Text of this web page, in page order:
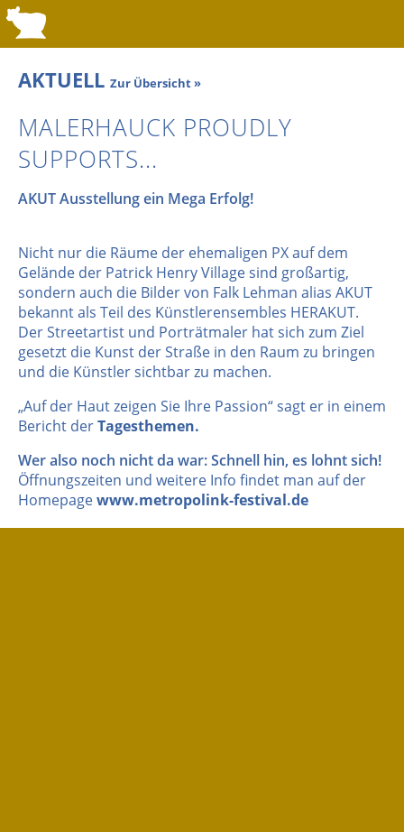
AKTUELL Zur Übersicht »
MALERHAUCK PROUDLY
SUPPORTS...
AKUT Ausstellung ein Mega Erfolg!
Nicht nur die Räume der ehemaligen PX auf dem
Gelände der Patrick Henry Village sind großartig,
sondern auch die Bilder von Falk Lehman alias AKUT
bekannt als Teil des Künstlerensembles HERAKUT.
Der Streetartist und Porträtmaler hat sich zum Ziel
gesetzt die Kunst der Straße in den Raum zu bringen
und die Künstler sichtbar zu machen.
„Auf der Haut zeigen Sie Ihre Passion“ sagt er in einem
Bericht derTagesthemen.
Wer also noch nicht da war: Schnell hin, es lohnt sich!
Öffnungszeiten und weitere Info findet man auf der
Homepagewww.metropolink-festival.de